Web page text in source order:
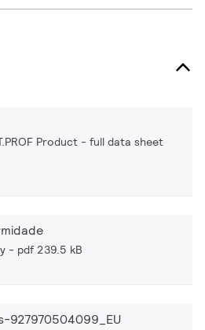
Product - full data sheet
pdf 239.5 kB